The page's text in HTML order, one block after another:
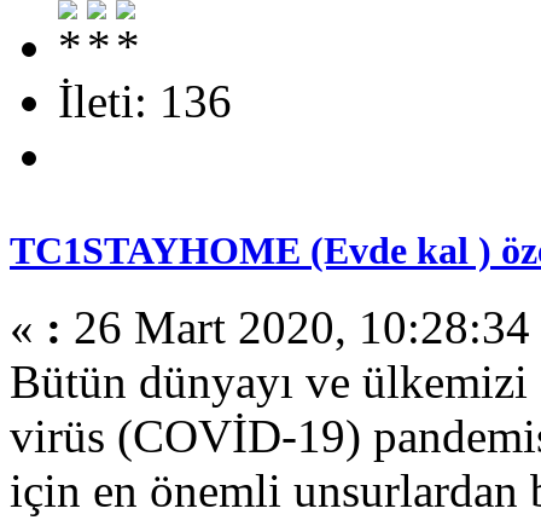
İleti: 136
TC1STAYHOME (Evde kal )
« : 26 Mart 2020, 10:28:34
Bütün dünyayı ve ülkemizi
virüs (COVİD-19)
için en önemli unsurlardan